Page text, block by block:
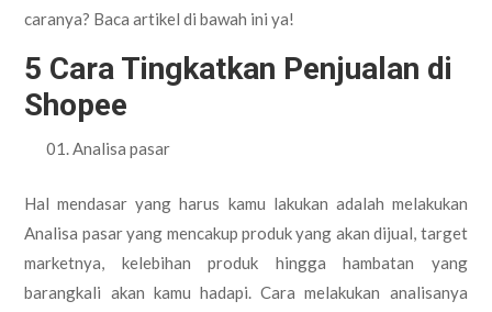
caranya? Baca artikel di bawah ini ya!
5 Cara Tingkatkan Penjualan di
Shopee
Analisa pasar
Hal mendasar yang harus kamu lakukan adalah melakukan
Analisa pasar yang mencakup produk yang akan dijual, target
marketnya, kelebihan produk hingga hambatan yang
barangkali akan kamu hadapi. Cara melakukan analisanya